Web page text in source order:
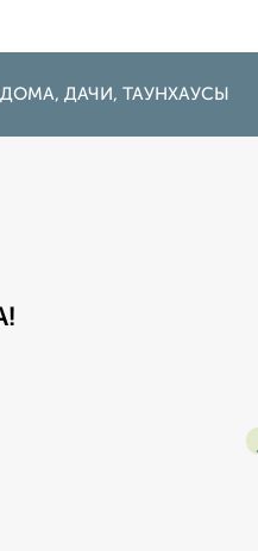
ДОМА, ДАЧИ, ТАУНХАУСЫ